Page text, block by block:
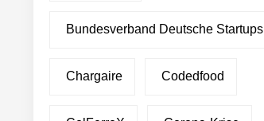
Bundesverband Deutsche Startups
Chargaire Codedfood